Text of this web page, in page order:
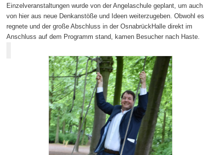
Einzelveranstaltungen wurde von der Angelaschule geplant, um auch
von hier aus neue Denkanstöße und Ideen weiterzugeben. Obwohl es
regnete und der große Abschluss in der OsnabrückHalle direkt im
Anschluss auf dem Programm stand, kamen Besucher nach Haste.